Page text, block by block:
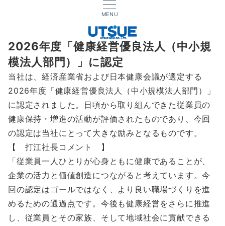
MENU
2026年度「健康経営優良法人（中小規
模法人部門）」に認定
当社は、経済産業省および日本健康会議が選定する
2026年度「健康経営優良法人（中小規模法人部門）」
に認定されました。日頃から取り組んできた従業員の
健康保持・増進の活動が評価されたものであり、今回
の認定は当社にとって大きな励みとなるものです。
【 打江社長コメント 】
「従業員一人ひとりが心身ともに健康であることが、
企業の活力と価値創造につながると考えています。今
回の認定はゴールではなく、より良い職場づくりを進
めるための通過点です。今後も健康経営をさらに推進
し、従業員とその家族、そして地域社会に貢献できる